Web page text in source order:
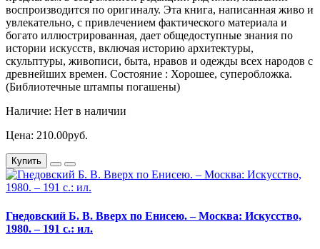
воспроизводится по оригиналу. Эта книга, написанная живо и
увлекательно, с привлечением фактического материала и
богато иллюстрированная, дает общедоступные знания по
истории искусств, включая историю архитектуры,
скульптуры, живописи, быта, нравов и одежды всех народов с
древнейших времен. Состояние : Хорошее, суперобложка.
(Библиотечные штампы погашены)
Наличие: Нет в наличии
Цена: 210.00руб.
Купить
Гнедовский Б. В. Вверх по Енисею. – Москва: Искусство,
1980. – 191 с.: ил.